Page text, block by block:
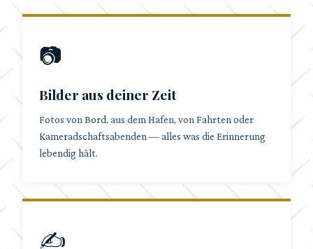
📷
Bilder aus deiner Zeit
Fotos von Bord, aus dem Hafen, von Fahrten oder
Kameradschaftsabenden — alles was die Erinnerung
lebendig hält.
✍️